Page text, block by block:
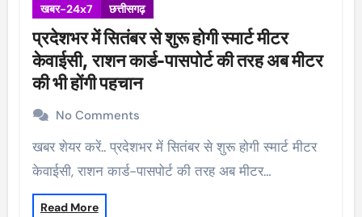
खबर-24x7 छत्तीसगढ़
प्रदेशभर में सितंबर से शुरू होगी स्मार्ट मीटर
केवाईसी, राशन कार्ड-पासपोर्ट की तरह अब मीटर
की भी होंगी पहचान
No Comments
खबर शेयर करें.. प्रदेशभर में सितंबर से शुरू होगी स्मार्ट मीटर
केवाईसी, राशन कार्ड-पासपोर्ट की तरह अब मीटर…
Read More